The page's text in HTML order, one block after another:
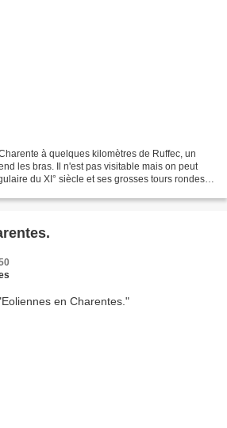
à quelques kilomètres de Ruffec, un
les bras. Il n'est pas visitable mais on peut
du XI° siècle et ses grosses tours rondes à